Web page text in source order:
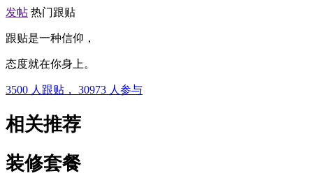
发帖 热门跟贴
跟贴是一种信仰，
态度就在你身上。
3500 人跟贴， 30973 人参与
相关推荐
装修套餐